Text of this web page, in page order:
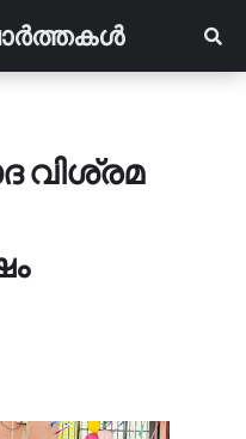
വിശ്രമ